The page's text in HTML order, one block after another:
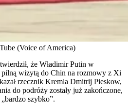
(Voice of America)
że Władimir Putin w
pilną wizytą do Chin na rozmowy z Xi
rzecznik Kremla Dmitrij Pieskow,
do podróży zostały już zakończone,
szybko”.